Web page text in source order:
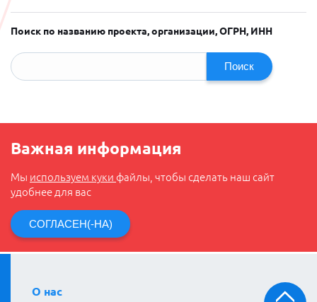
Поиск по названию проекта, организации, ОГРН, ИНН
Поиск
Важная информация
Мы используем куки файлы, чтобы сделать наш сайт
удобнее для вас
СОГЛАСЕН(-НА)
О нас